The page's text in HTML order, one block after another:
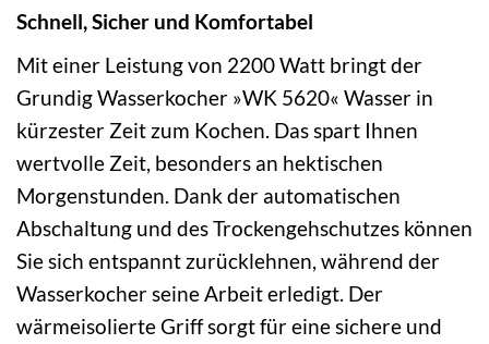
Schnell, Sicher und Komfortabel
Mit einer Leistung von 2200 Watt bringt der
Grundig Wasserkocher »WK 5620« Wasser in
kürzester Zeit zum Kochen. Das spart Ihnen
wertvolle Zeit, besonders an hektischen
Morgenstunden. Dank der automatischen
Abschaltung und des Trockengehschutzes können
Sie sich entspannt zurücklehnen, während der
Wasserkocher seine Arbeit erledigt. Der
wärmeisolierte Griff sorgt für eine sichere und